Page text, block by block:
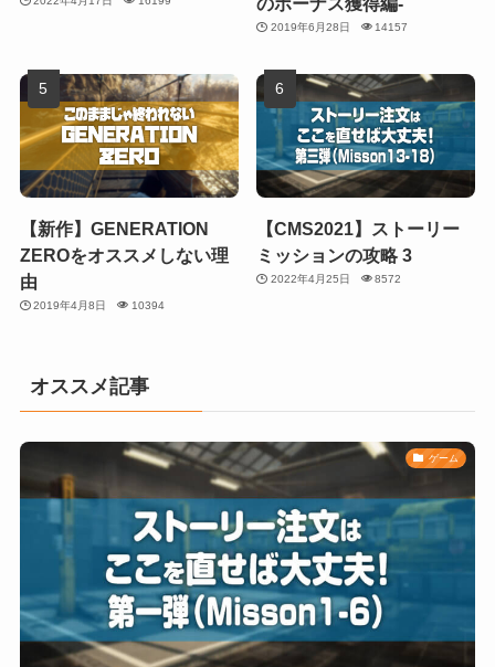
2019年6月28日 14157
【新作】GENERATION
ZEROをオススメしない理
由
2019年4月8日 10394
【CMS2021】ストーリー
ミッションの攻略 3
2022年4月25日 8572
オススメ記事
ゲーム